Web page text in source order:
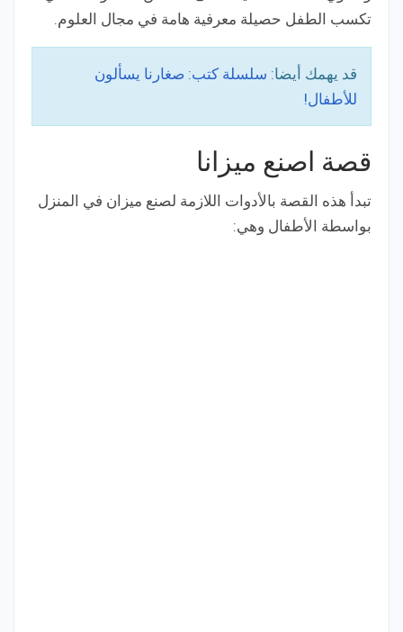
تكسب الطفل حصيلة معرفية هامة في مجال العلوم.
قد يهمك أيضا: سلسلة كتب: صغارنا يسألون
للأطفال!
قصة اصنع ميزانا
تبدأ هذه القصة بالأدوات اللازمة لصنع ميزان في المنزل
بواسطة الأطفال وهي: